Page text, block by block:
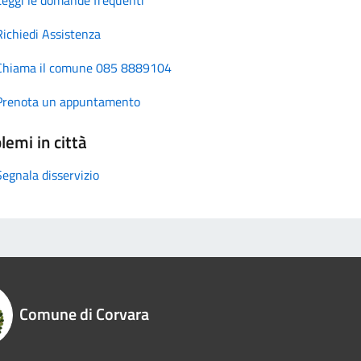
Assistenza
il comune 085 8889104
un appuntamento
in città
disservizio
Comune di Corvara